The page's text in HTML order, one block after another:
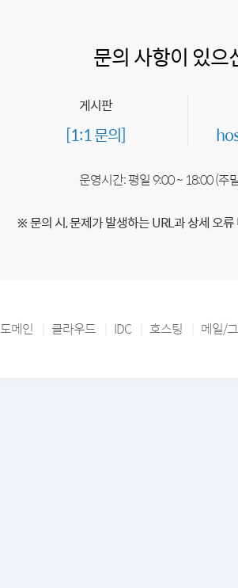
문의 사항이 있으
게시판
[1:1 문의]
운영시간: 평일 9:00 ~ 18:00 (주
※ 문의 시, 문제가 발생하는 URL과 상세 오
도메인 클라우드 IDC 호스팅 메일/